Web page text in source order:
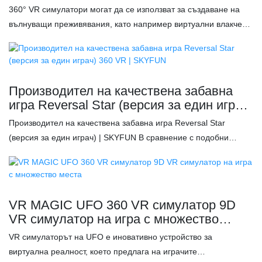
парк с 360° въртене - SKYFUN
360° VR симулатори могат да се използват за създаване на
вълнуващи преживявания, като например виртуални влакчета,
среди. 42-инчовият екран с висока разделителна способност
осигурява ясни изображения на играта, показва пълноценно
насладят на достатъчно време за игра. 360° VR симулаторът
на влакчета се фокусира върху безопасността, оборудван е
със здрави дръжки, издръжливи материали и колани за
краката, за да осигури на потребителите цялостна
безопасност. Това не само прави игровото изживяване по-
столът се превърна в популярен избор за търговски центрове.
360° VR симулаторът е перфектно съчетан с DPVR очила,
всестранни специални ефекти и високотехнологично звуково
оборудване, за да представи на потребителите завладяващо
изживяване във виртуалната реа
Производител на качествена забавна
игра Reversal Star (версия за един играч)
360 VR | SKYFUN
Производител на качествена забавна игра Reversal Star
(версия за един играч) | SKYFUN В сравнение с подобни
предимства по отношение на производителност, качество,
непрекъснато ги подобрява. Спецификациите на
производителя на качествена забавна игра Reversal Star
(версия за един играч) | SKYFUN могат да бъдат
персонализирани според вашите нужди. Характеристики: ✅
VR MAGIC UFO 360 VR симулатор 9D
VR симулатор на игра с множество
места
VR симулаторът на UFO е иновативно устройство за
виртуална реалност, което предлага на играчите